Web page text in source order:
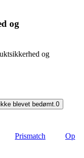
og
og
blevet bedømt. 0
Prismatch
Op